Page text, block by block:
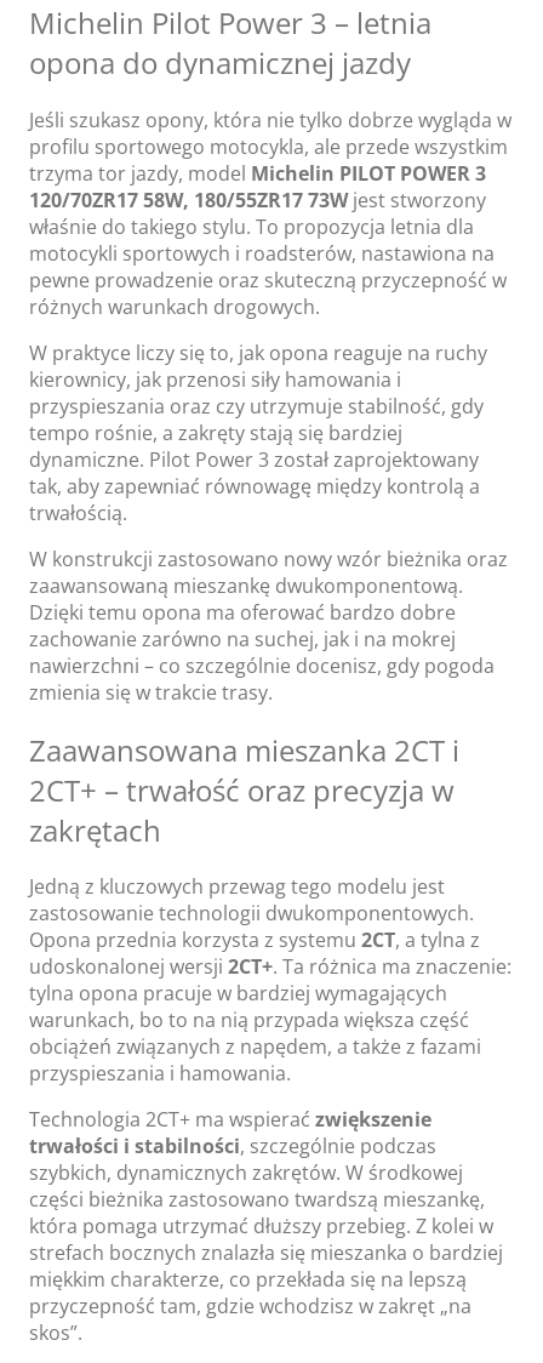
Michelin Pilot Power 3 – letnia
opona do dynamicznej jazdy
Jeśli szukasz opony, która nie tylko dobrze wygląda w
profilu sportowego motocykla, ale przede wszystkim
trzyma tor jazdy, model Michelin PILOT POWER 3
120/70ZR17 58W, 180/55ZR17 73Wjest stworzony
właśnie do takiego stylu. To propozycja letnia dla
motocykli sportowych i roadsterów, nastawiona na
pewne prowadzenie oraz skuteczną przyczepność w
różnych warunkach drogowych.
W praktyce liczy się to, jak opona reaguje na ruchy
kierownicy, jak przenosi siły hamowania i
przyspieszania oraz czy utrzymuje stabilność, gdy
tempo rośnie, a zakręty stają się bardziej
dynamiczne. Pilot Power 3 został zaprojektowany
tak, aby zapewniać równowagę między kontrolą a
trwałością.
W konstrukcji zastosowano nowy wzór bieżnika oraz
zaawansowaną mieszankę dwukomponentową.
Dzięki temu opona ma oferować bardzo dobre
zachowanie zarówno na suchej, jak i na mokrej
nawierzchni – co szczególnie docenisz, gdy pogoda
zmienia się w trakcie trasy.
Zaawansowana mieszanka 2CT i
2CT+ – trwałość oraz precyzja w
zakrętach
Jedną z kluczowych przewag tego modelu jest
zastosowanie technologii dwukomponentowych.
Opona przednia korzysta z systemu 2CT, a tylna z
udoskonalonej wersji 2CT+. Ta różnica ma znaczenie:
tylna opona pracuje w bardziej wymagających
warunkach, bo to na nią przypada większa część
obciążeń związanych z napędem, a także z fazami
przyspieszania i hamowania.
Technologia 2CT+ ma wspierać zwiększenie
trwałości i stabilności, szczególnie podczas
szybkich, dynamicznych zakrętów. W środkowej
części bieżnika zastosowano twardszą mieszankę,
która pomaga utrzymać dłuższy przebieg. Z kolei w
strefach bocznych znalazła się mieszanka o bardziej
miękkim charakterze, co przekłada się na lepszą
przyczepność tam, gdzie wchodzisz w zakręt „na
skos”.